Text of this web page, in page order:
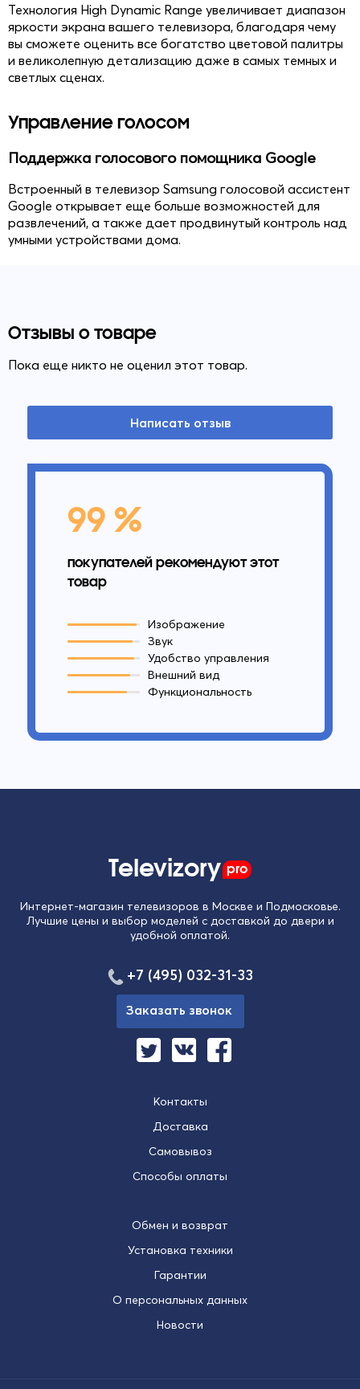
Технология High Dynamic Range увеличивает диапазон
яркости экрана вашего телевизора, благодаря чему
вы сможете оценить все богатство цветовой палитры
и великолепную детализацию даже в самых темных и
светлых сценах.
Управление голосом
Поддержка голосового помощника Google
Встроенный в телевизор Samsung голосовой ассистент
Google открывает еще больше возможностей для
развлечений, а также дает продвинутый контроль над
умными устройствами дома.
Отзывы о товаре
Пока еще никто не оценил этот товар.
Написать отзыв
99 %
покупателей рекомендуют этот
товар
Изображение
Звук
Удобство управления
Внешний вид
Функциональность
Televizory pro
Интернет-магазин телевизоров в Москве и Подмосковье.
Лучшие цены и выбор моделей с доставкой до двери и
удобной оплатой.
Контакты
Доставка
Самовывоз
Способы оплаты
Обмен и возврат
Установка техники
Гарантии
О персональных данных
Новости
+7 (495) 032-31-33
Заказать звонок